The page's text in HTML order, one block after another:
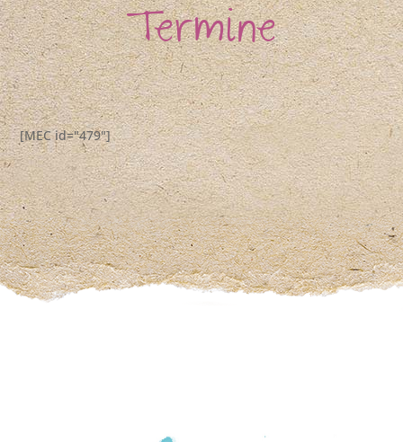
Termine
[MEC id="479"]